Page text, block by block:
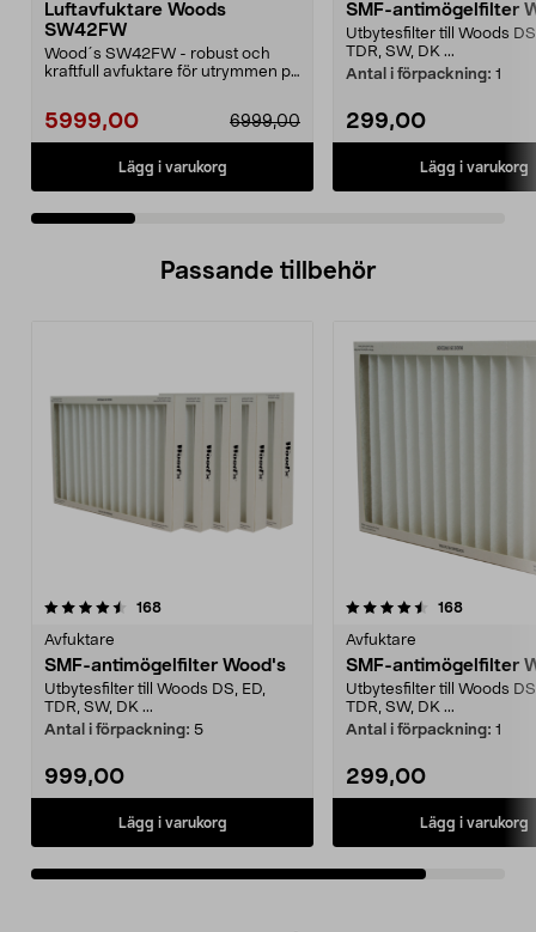
Luftavfuktare Woods
SW42FW
Wood´s SW42FW - robust och
kraftfull avfuktare för utrymmen på
5999,00 6999,00
Lägg i varukorg
SMF-antimögelfilter
Utbytesfilter till Woods
TDR, SW, DK ...
Antal i förpackning: 1
299,00
Lägg i varukorg
Passande tillbehör
168recensioner
Avfuktare
SMF-antimögelfilter Wood's
Utbytesfilter till Woods DS, ED,
TDR, SW, DK ...
Antal i förpackning: 5
999,00
Lägg i varukorg
4.5av 5 stjärnor 168
Avfuktare
SMF-antimögelfilter
Utbytesfilter till Woods
TDR, SW, DK ...
Antal i förpackning: 1
299,00
Lägg i varukorg